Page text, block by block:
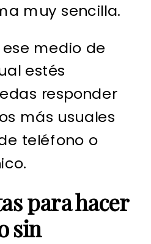
muy sencilla.
medio de
estés
responder
más usuales
teléfono o
para hacer
sin